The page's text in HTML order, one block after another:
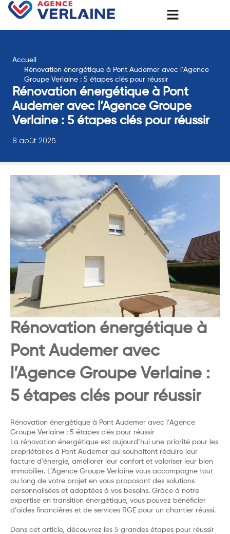
Accueil
Rénovation énergétique à Pont Audemer avec l’Agence
Groupe Verlaine : 5 étapes clés pour réussir
Rénovation énergétique à Pont
Audemer avec l’Agence Groupe
Verlaine : 5 étapes clés pour réussir
8 août 2025
Rénovation énergétique à
Pont Audemer avec
l’Agence Groupe Verlaine :
5 étapes clés pour réussir
Rénovation énergétique à Pont Audemer avec l’Agence
Groupe Verlaine : 5 étapes clés pour réussir
La rénovation énergétique est aujourd’hui une priorité pour les
propriétaires à Pont Audemer qui souhaitent réduire leur
facture d’énergie, améliorer leur confort et valoriser leur bien
immobilier. L’Agence Groupe Verlaine vous accompagne tout
au long de votre projet en vous proposant des solutions
personnalisées et adaptées à vos besoins. Grâce à notre
expertise en transition énergétique, vous pouvez bénéficier
d’aides financières et de services RGE pour un chantier réussi.
Dans cet article, découvrez les 5 grandes étapes pour réussir